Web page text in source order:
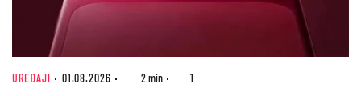
UREĐAJI 01.08.2026 2 min 1